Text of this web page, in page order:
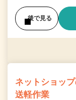
後で見る
ネットショッ
送軽作業